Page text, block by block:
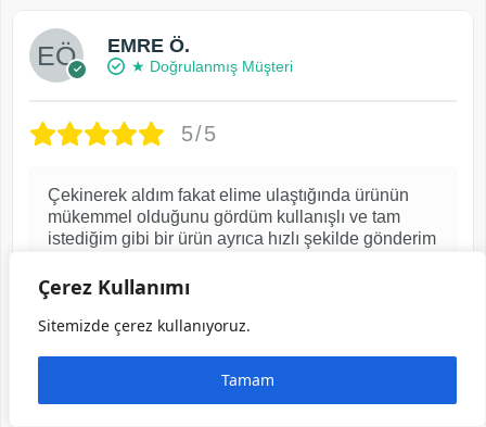
Çerez Kullanımı
Sitemizde çerez kullanıyoruz.
Tamam
EMRE Ö.
★ Doğrulanmış Müşteri
5/5
Çekinerek aldım fakat elime ulaştığında ürünün
mükemmel olduğunu gördüm kullanışlı ve tam
istediğim gibi bir ürün ayrıca hızlı şekilde gönderim
çok isterim güvenerek alışveriş yapabileceğiniz bir